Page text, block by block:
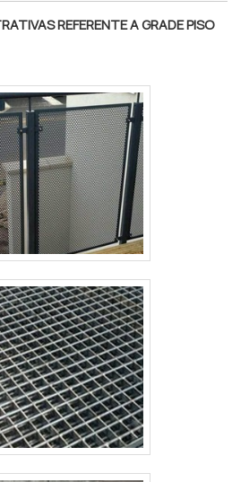
REFERENTE A GRADE PISO